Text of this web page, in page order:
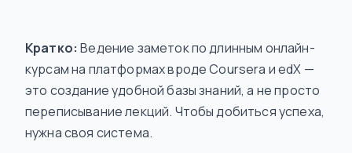
Кратко: Ведение заметок по длинным онлайн-
курсам на платформах вроде Coursera и edX —
это создание удобной базы знаний, а не просто
переписывание лекций. Чтобы добиться успеха,
нужна своя система.